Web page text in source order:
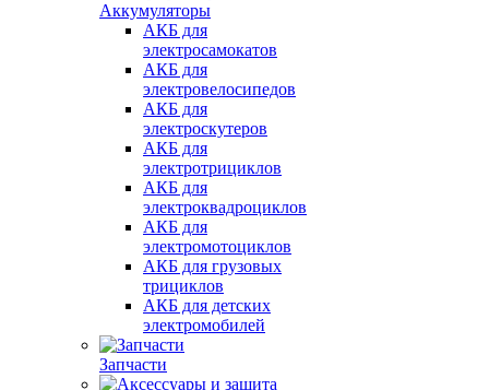
Аккумуляторы
АКБ для
электросамокатов
АКБ для
электровелосипедов
АКБ для
электроскутеров
АКБ для
электротрициклов
АКБ для
электроквадроциклов
АКБ для
электромотоциклов
АКБ для грузовых
трициклов
АКБ для детских
электромобилей
Запчасти